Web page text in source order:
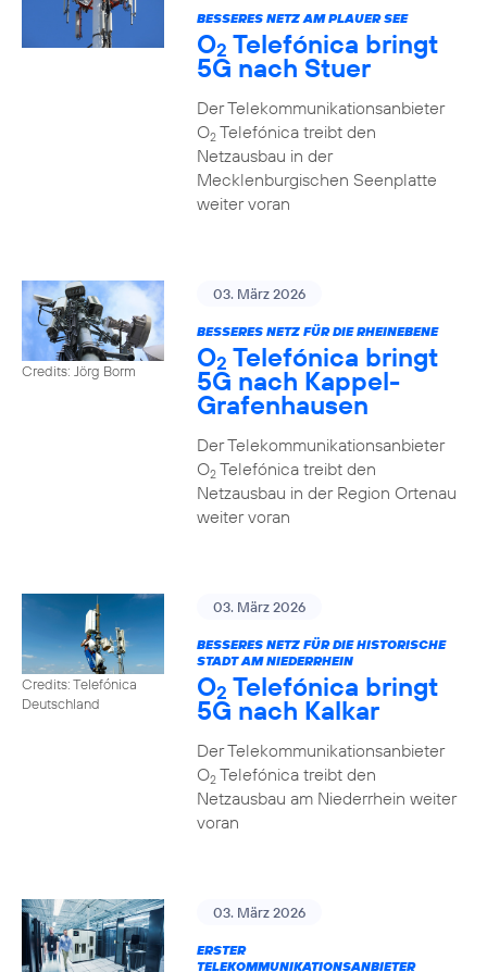
BESSERES NETZ AM PLAUER SEE
O2 Telefónica bringt
5G nach Stuer
Der Telekommunikationsanbieter
O2Telefónica treibt den
Netzausbau in der
Mecklenburgischen Seenplatte
weiter voran
Credits: Jörg Borm
03. März 2026
BESSERES NETZ FÜR DIE RHEINEBENE
O2 Telefónica bringt
5G nach Kappel-
Grafenhausen
Der Telekommunikationsanbieter
O2Telefónica treibt den
Netzausbau in der Region Ortenau
weiter voran
Credits: Telefónica
Deutschland
03. März 2026
BESSERES NETZ FÜR DIE HISTORISCHE
STADT AM NIEDERRHEIN
O2 Telefónica bringt
5G nach Kalkar
Der Telekommunikationsanbieter
O2Telefónica treibt den
Netzausbau am Niederrhein weiter
voran
03. März 2026
ERSTER
TELEKOMMUNIKATIONSANBIETER